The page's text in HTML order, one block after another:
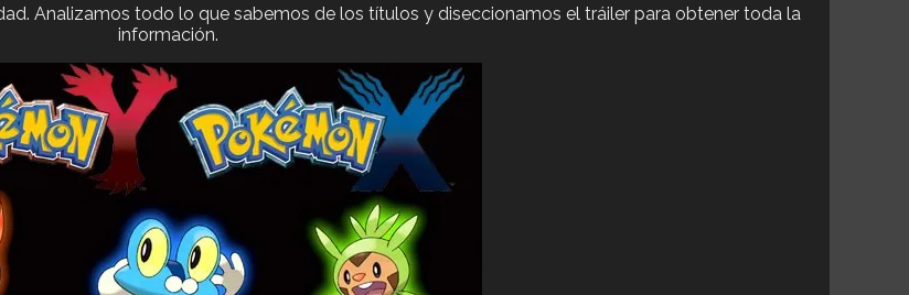
Analizamos todo lo que sabemos de los títulos y diseccionamos el tráiler para obtener toda la
información.